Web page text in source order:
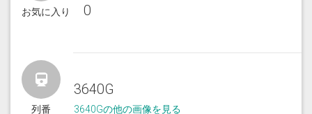
お気に入り 0
列番
3640G
3640Gの他の画像を見る